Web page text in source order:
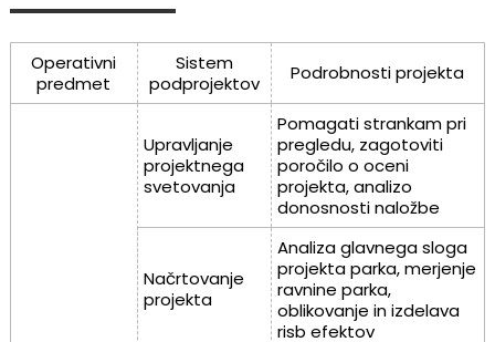
Operativni
predmet
Sistem
podprojektov
Podrobnosti projekta
Upravljanje
projektnega
svetovanja
Pomagati strankam pri
pregledu, zagotoviti
poročilo o oceni
projekta, analizo
donosnosti naložbe
Načrtovanje
projekta
Analiza glavnega sloga
projekta parka, merjenje
ravnine parka,
oblikovanje in izdelava
risb efektov